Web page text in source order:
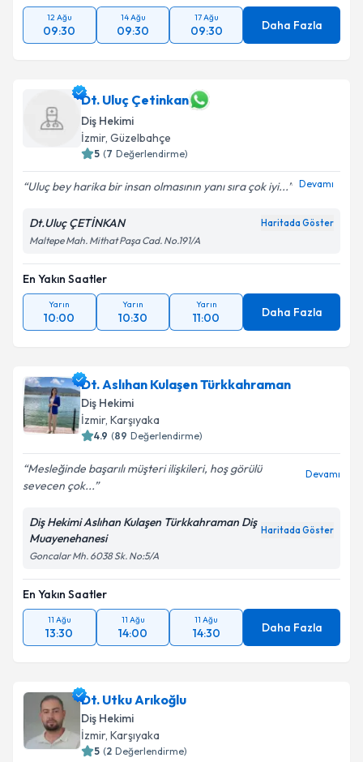
12 Ağu
09:30
14 Ağu
09:30
17 Ağu
09:30 Daha Fazla
Dt. Uluç Çetinkan
Diş Hekimi
İzmir, Güzelbahçe
5 (7 Değerlendirme)
Uluç bey harika bir insan olmasının yanı sıra çok iyi... Devamı
Dt.Uluç ÇETİNKAN Haritada Göster
Maltepe Mah. Mithat Paşa Cad. No.191/A
En Yakın Saatler
Yarın
10:00
Yarın
10:30
Yarın
11:00 Daha Fazla
Dt. Aslıhan Kulaşen Türkkahraman
Diş Hekimi
İzmir, Karşıyaka
4.9 (89 Değerlendirme)
Mesleğinde başarılı müşteri ilişkileri, hoş görülü
sevecen çok...
Devamı
Diş Hekimi Aslıhan Kulaşen Türkkahraman Diş
Muayenehanesi
Haritada Göster
Goncalar Mh. 6038 Sk. No:5/A
En Yakın Saatler
11 Ağu
13:30
11 Ağu
14:00
11 Ağu
14:30 Daha Fazla
Dt. Utku Arıkoğlu
Diş Hekimi
İzmir, Karşıyaka
5 (2 Değerlendirme)